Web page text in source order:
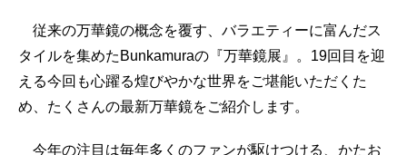
従来の万華鏡の概念を覆す、バラエティーに富んだス
タイルを集めたBunkamuraの『万華鏡展』。19回目を迎
える今回も心躍る煌びやかな世界をご堪能いただくた
め、たくさんの最新万華鏡をご紹介します。
今年の注目は毎年多くのファンが駆けつける、かたお